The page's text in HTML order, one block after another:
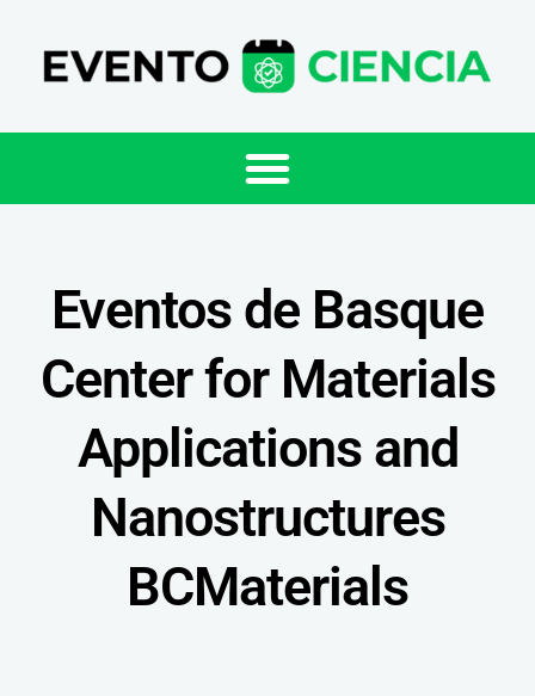
Eventos de Basque
Center for Materials
Applications and
Nanostructures
BCMaterials